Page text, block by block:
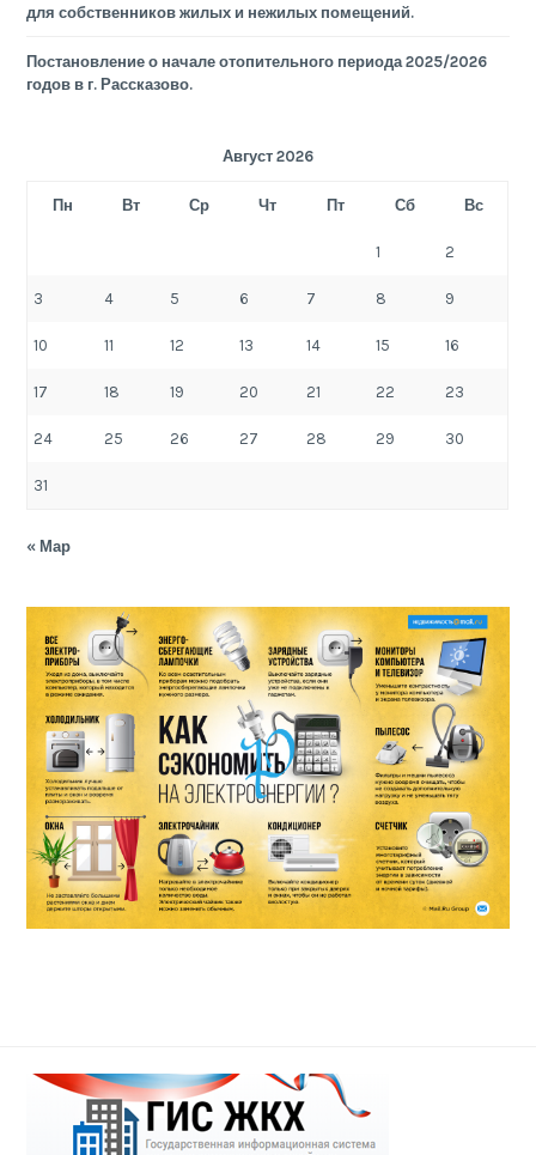
для собственников жилых и нежилых помещений.
Постановление о начале отопительного периода 2025/2026
годов в г. Рассказово.
Август 2026
Пн Вт Ср Чт Пт Сб Вс
1 2
3 4 5 6 7 8 9
10 11 12 13 14 15 16
17 18 19 20 21 22 23
24 25 26 27 28 29 30
31
« Мар